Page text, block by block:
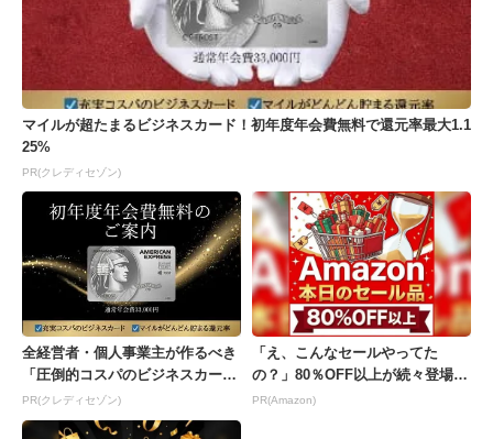
マイルが超たまるビジネスカード！初年度年会費無料で還元率最大1.1
25%
PR(クレディセゾン)
全経営者・個人事業主が作るべき
「圧倒的コスパのビジネスカー
ド」
PR(クレディセゾン)
「え、こんなセールやってた
の？」80％OFF以上が続々登場！
Amazonの本気が...
PR(Amazon)